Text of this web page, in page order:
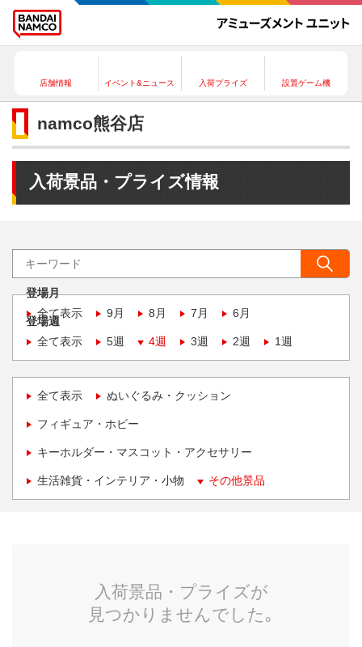
店舗情報 イベント&ニュース 入荷プライズ 設置ゲーム機
namco熊谷店
入荷景品・プライズ情報
登場月
全て表示
9月 8月 7月 6月
登場週
全て表示
5週 4週 3週 2週 1週
全て表示 ぬいぐるみ・クッション
フィギュア・ホビー
キーホルダー・マスコット・アクセサリー
生活雑貨・インテリア・小物 その他景品